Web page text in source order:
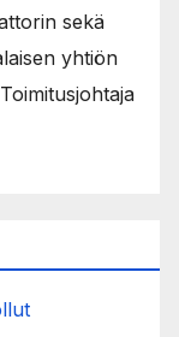
sekä
yhtiön